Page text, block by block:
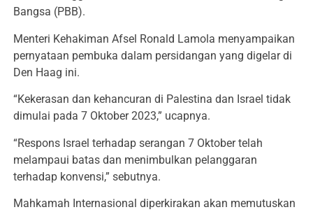
Bangsa (PBB).
Menteri Kehakiman Afsel Ronald Lamola menyampaikan
pernyataan pembuka dalam persidangan yang digelar di
Den Haag ini.
“Kekerasan dan kehancuran di Palestina dan Israel tidak
dimulai pada 7 Oktober 2023,” ucapnya.
“Respons Israel terhadap serangan 7 Oktober telah
melampaui batas dan menimbulkan pelanggaran
terhadap konvensi,” sebutnya.
Mahkamah Internasional diperkirakan akan memutuskan